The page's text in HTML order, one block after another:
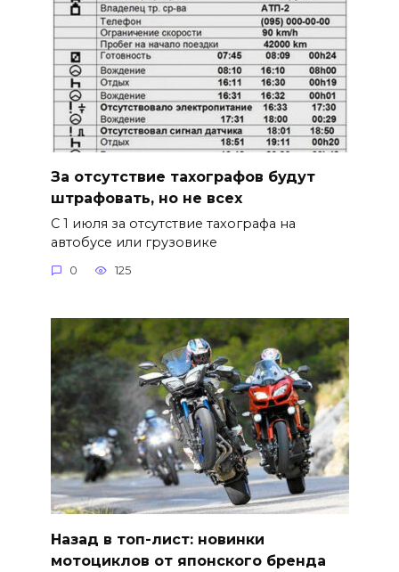
За отсутствие тахографов будут
штрафовать, но не всех
С 1 июля за отсутствие тахографа на
автобусе или грузовике
0 125
Назад в топ-лист: новинки
мотоциклов от японского бренда